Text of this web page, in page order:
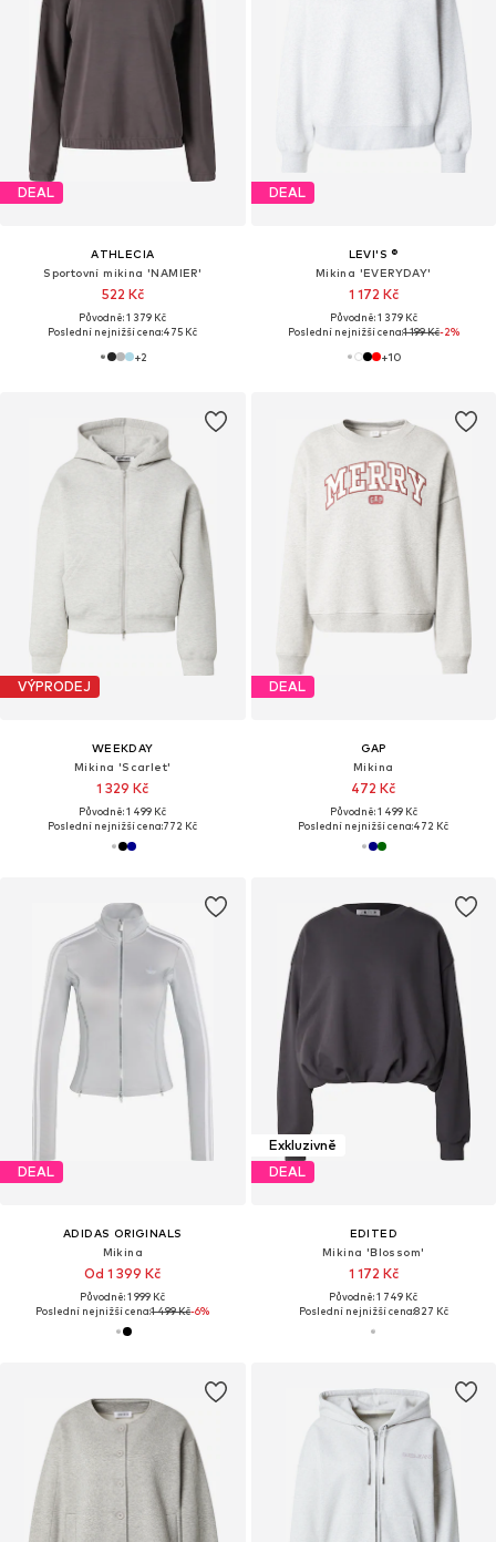
DEAL
ATHLECIA
Sportovní mikina 'NAMIER'
522 Kč
Původně: 1 379 Kč
Poslední nejnižší cena:475 Kč
+2
DEAL
LEVI'S ®
Mikina 'EVERYDAY'
1 172 Kč
Původně: 1 379 Kč
Poslední nejnižší cena:1 199 Kč-2%
+10
VÝPRODEJ
WEEKDAY
Mikina 'Scarlet'
1 329 Kč
Původně: 1 499 Kč
Poslední nejnižší cena:772 Kč
DEAL
GAP
Mikina
472 Kč
Původně: 1 499 Kč
Poslední nejnižší cena:472 Kč
DEAL
ADIDAS ORIGINALS
Mikina
Od 1 399 Kč
Původně: 1 999 Kč
Poslední nejnižší cena:1 499 Kč-6%
Exkluzivně
DEAL
EDITED
Mikina 'Blossom'
1 172 Kč
Původně: 1 749 Kč
Poslední nejnižší cena:827 Kč